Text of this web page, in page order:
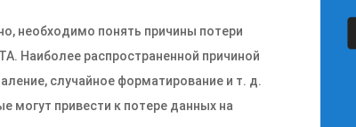
необходимо понять причины потери
Наиболее распространенной причиной
случайное форматирование и т. д.
могут привести к потере данных на